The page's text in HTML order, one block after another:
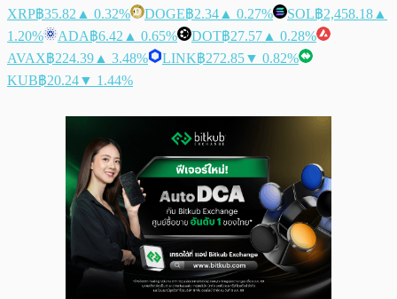
XRP฿35.82 ▲ 0.32% DOGE฿2.34 ▲ 0.27% SOL฿2,458.18 ▲
1.20%
ADA฿6.42 ▲ 0.65% DOT฿27.57 ▲ 0.28%
AVAX฿224.39 ▲ 3.48% LINK฿272.85▼ 0.82%
KUB฿20.24▼ 1.44%